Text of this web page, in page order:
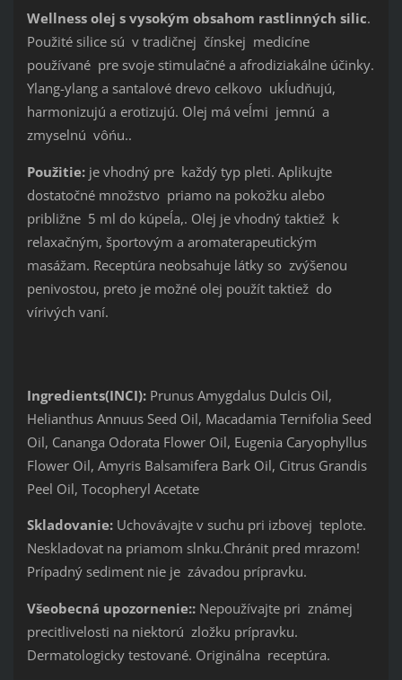
Wellness olej s vysokým obsahom rastlinných silic.
Použité silice sú v tradičnej čínskej medicíne
používané pre svoje stimulačné a afrodiziakálne účinky.
Ylang-ylang a santalové drevo celkovo ukĺudňujú,
harmonizujú a erotizujú. Olej má veĺmi jemnú a
zmyselnú vôńu..
Použitie:je vhodný pre každý typ pleti. Aplikujte
dostatočné množstvo priamo na pokožku alebo
približne 5 ml do kúpeĺa,. Olej je vhodný taktiež k
relaxačným, športovým a aromaterapeutickým
masážam. Receptúra neobsahuje látky so zvýšenou
penivostou, preto je možné olej použít taktiež do
vírivých vaní.
Ingredients(INCI):Prunus Amygdalus Dulcis Oil,
Helianthus Annuus Seed Oil, Macadamia Ternifolia Seed
Oil, Cananga Odorata Flower Oil, Eugenia Caryophyllus
Flower Oil, Amyris Balsamifera Bark Oil, Citrus Grandis
Peel Oil, Tocopheryl Acetate
Skladovanie:Uchovávajte v suchu pri izbovej teplote.
Neskladovat na priamom slnku.Chránit pred mrazom!
Prípadný sediment nie je závadou prípravku.
Všeobecná upozornenie::Nepoužívajte pri známej
precitlivelosti na niektorú zložku prípravku.
Dermatologicky testované. Originálna receptúra.